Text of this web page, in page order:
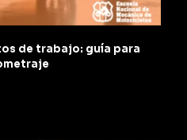
de trabajo: guía para